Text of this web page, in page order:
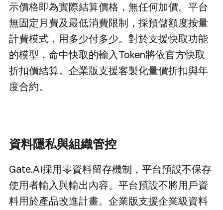
示價格即為實際結算價格，無任何加價。平台
無固定月費及最低消費限制，採預儲額度按量
計費模式，用多少付多少。對於支援快取功能
的模型，命中快取的輸入Token將依官方快取
折扣價結算。企業版支援客製化量價折扣與年
度合約。
資料隱私與組織管控
Gate.AI採用零資料留存機制，平台預設不保存
使用者輸入與輸出內容。平台預設不將用戶資
料用於產品改進計畫。企業版支援企業級資料